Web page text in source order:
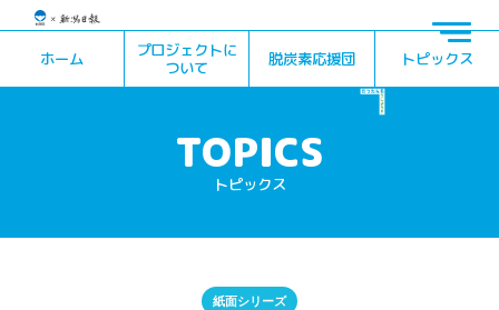
ホーム
プロジェクトに
ついて
脱炭素応援団 トピックス
トピックス
紙面シリーズ